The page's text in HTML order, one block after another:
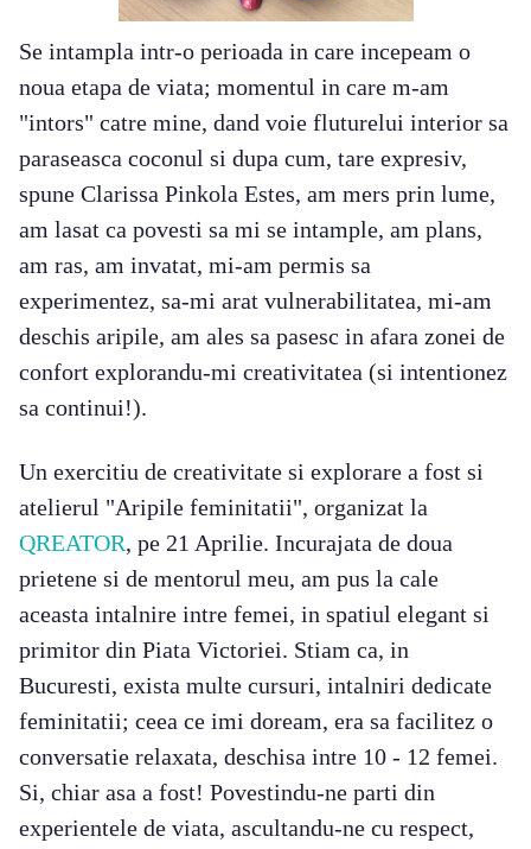
Se intampla intr-o perioada in care incepeam o
noua etapa de viata; momentul in care m-am
"intors" catre mine, dand voie fluturelui interior sa
paraseasca coconul si dupa cum, tare expresiv,
spune Clarissa Pinkola Estes, am mers prin lume,
am lasat ca povesti sa mi se intample, am plans,
am ras, am invatat, mi-am permis sa
experimentez, sa-mi arat vulnerabilitatea, mi-am
deschis aripile, am ales sa pasesc in afara zonei de
confort explorandu-mi creativitatea (si intentionez
sa continui!).
Un exercitiu de creativitate si explorare a fost si
atelierul "Aripile feminitatii", organizat la
QREATOR, pe 21 Aprilie. Incurajata de doua
prietene si de mentorul meu, am pus la cale
aceasta intalnire intre femei, in spatiul elegant si
primitor din Piata Victoriei. Stiam ca, in
Bucuresti, exista multe cursuri, intalniri dedicate
feminitatii; ceea ce imi doream, era sa facilitez o
conversatie relaxata, deschisa intre 10 - 12 femei.
Si, chiar asa a fost! Povestindu-ne parti din
experientele de viata, ascultandu-ne cu respect,